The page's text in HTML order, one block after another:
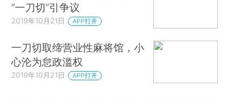
“一刀切”引争议
2019年10月21日 APP打开
一刀切取缔营业性麻将馆，小
心沦为怠政滥权
2019年10月21日 APP打开